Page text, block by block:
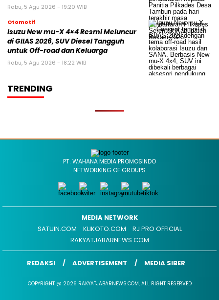
Rabu, 5 Agu 2026 - 19:20 WIB
Otomotif
Isuzu New mu-X 4×4 Resmi Meluncur
di GIIAS 2026, SUV Diesel Tangguh
untuk Off-road dan Keluarga
Rabu, 5 Agu 2026 - 18:22 WIB
TRENDING
PT. WAHANA MEDIA PROMOSINDO
NETWORKING OF GROUPS
MEDIA NETWORK
SATUIN.COM
KLIKOTO.COM
RJ PRO OFFICIAL
RAKYATJABARNEWS.COM
REDAKSI ADVERTISEMENT MEDIA SIBER
COPYRIGHT @ 2026 RAKYATJABARNEWS.COM, ALL RIGHT RESERVED